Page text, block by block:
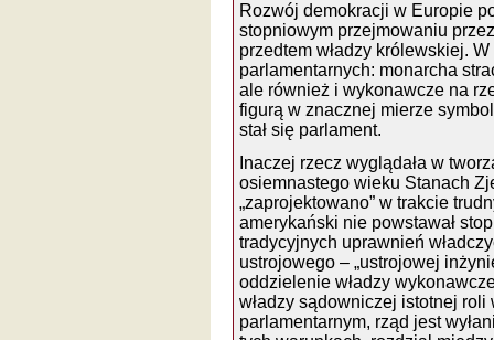
Rozwój demokracji w Europie
stopniowym przejmowaniu
przedtem władzy królewskiej.
parlamentarnych: monarcha
ale również i wykonawcze na
figurą w znacznej mierze
stał się parlament.
Inaczej rzecz wyglądała w
osiemnastego wieku Stanach
„zaprojektowano” w trakcie
amerykański nie powstawał
tradycyjnych uprawnień
ustrojowego – „ustrojowej
oddzielenie władzy
władzy sądowniczej istotnej
parlamentarnym, rząd jest